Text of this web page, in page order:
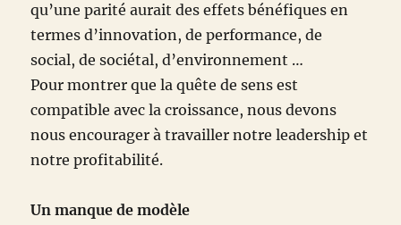
qu’une parité aurait des effets bénéfiques en
termes d’innovation, de performance, de
social, de sociétal, d’environnement …
Pour montrer que la quête de sens est
compatible avec la croissance, nous devons
nous encourager à travailler notre leadership et
notre profitabilité.
Un manque de modèle